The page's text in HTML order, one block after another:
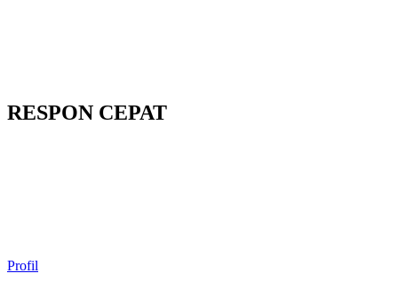
RESPON CEPAT
Profil